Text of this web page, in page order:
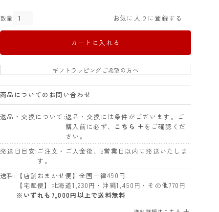
お気に入りに登録する
カートに入れる
ギフトラッピングご希望の方へ
商品についてのお問い合わせ
返品・交換について 返品・交換には条件がございます。ご
購入前に必ず、 こちら + をご確認くだ
さい。
発送日目安 ご注文・ご入金後、5営業日以内に発送いたしま
す。
送料
【店舗おまかせ便】全国一律490円
【宅配便】北海道1,230円・沖縄1,450円・その他770円
※いずれも7,000円以上で送料無料